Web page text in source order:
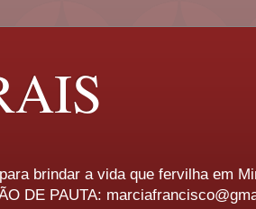
brindar a vida que fervilha em
DE PAUTA: